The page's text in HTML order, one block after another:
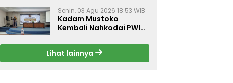
Inklusi Keuangan, dan
Perlindungan Publik
Senin, 03 Agu 2026 18:53 WIB
Kadam Mustoko
Kembali Nahkodai PWI
Harap Sinergi Antar
Daerah Kian Kuat
Lihat lainnya